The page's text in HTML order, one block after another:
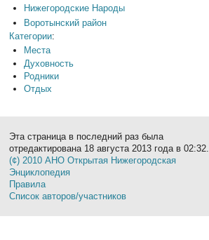
Нижегородские Народы
Воротынский район
Категории:
Места
Духовность
Родники
Отдых
Эта страница в последний раз была
отредактирована 18 августа 2013 года в 02:32.
(¢) 2010 АНО Открытая Нижегородская
Энциклопедия
Правила
Список авторов/участников